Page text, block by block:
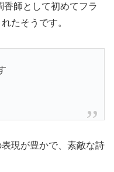
香師として初めてフラ
たそうです。
現が豊かで、素敵な詩